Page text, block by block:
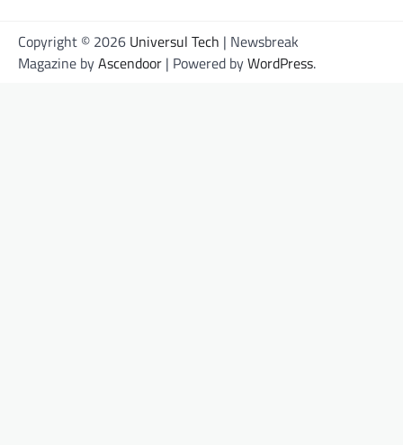
Copyright © 2026 Universul Tech | Newsbreak
Magazine byAscendoor | Powered byWordPress.